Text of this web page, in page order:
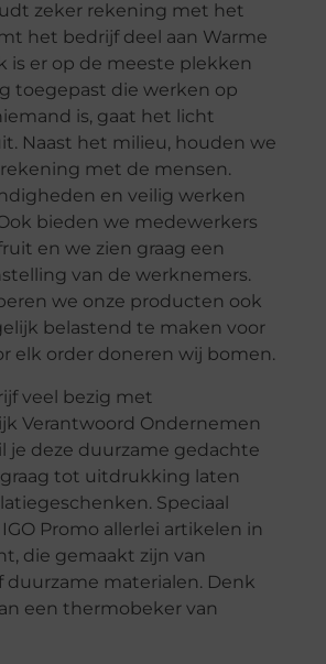
zeker rekening met het
het bedrijf deel aan Warme
is er op de meeste plekken
toegepast die werken op
is, gaat het licht
Naast het milieu, houden we
met de mensen.
en veilig werken
bieden we medewerkers
en we zien graag een
van de werknemers.
we onze producten ook
belastend te maken voor
elk order doneren wij bomen.
veel bezig met
Verantwoord Ondernemen
je deze duurzame gedachte
tot uitdrukking laten
Speciaal
Promo allerlei artikelen in
die gemaakt zijn van
duurzame materialen. Denk
een thermobeker van